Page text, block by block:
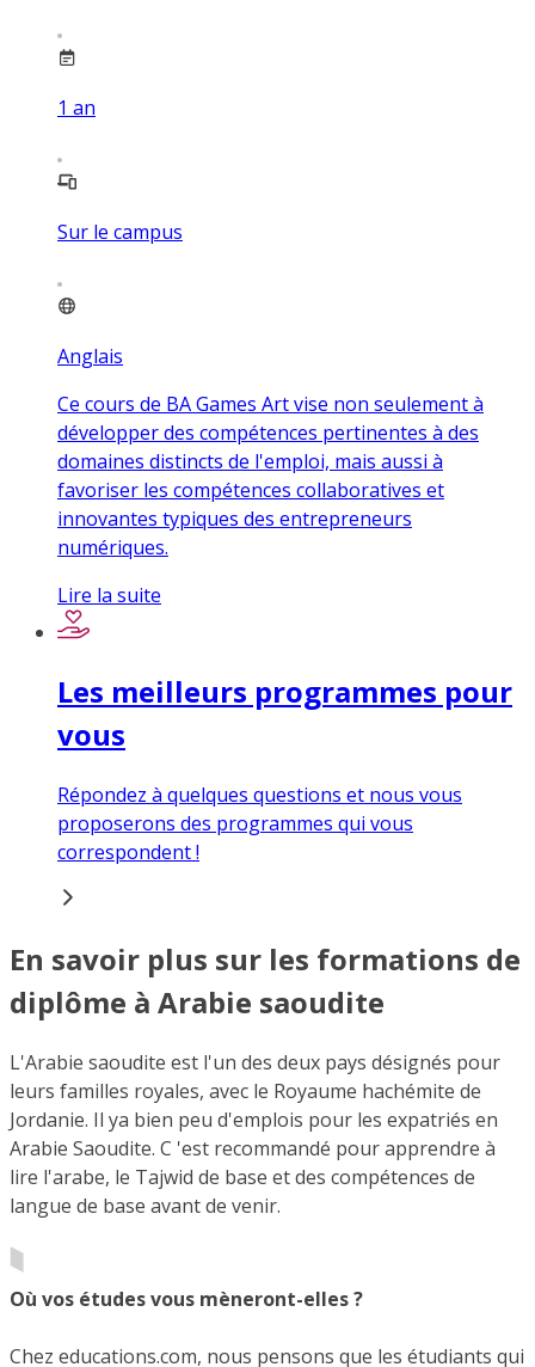
1 an
Sur le campus
Anglais
Ce cours de BA Games Art vise non seulement à
développer des compétences pertinentes à des
domaines distincts de l'emploi, mais aussi à
favoriser les compétences collaboratives et
innovantes typiques des entrepreneurs
numériques.
Lire la suite
Les meilleurs programmes pour
vous
Répondez à quelques questions et nous vous
proposerons des programmes qui vous
correspondent !
En savoir plus sur les formations de
diplôme à Arabie saoudite
L'Arabie saoudite est l'un des deux pays désignés pour
leurs familles royales, avec le Royaume hachémite de
Jordanie. Il ya bien peu d'emplois pour les expatriés en
Arabie Saoudite. C 'est recommandé pour apprendre à
lire l'arabe, le Tajwid de base et des compétences de
langue de base avant de venir.
Où vos études vous mèneront-elles ?
Chez educations.com, nous pensons que les étudiants qui